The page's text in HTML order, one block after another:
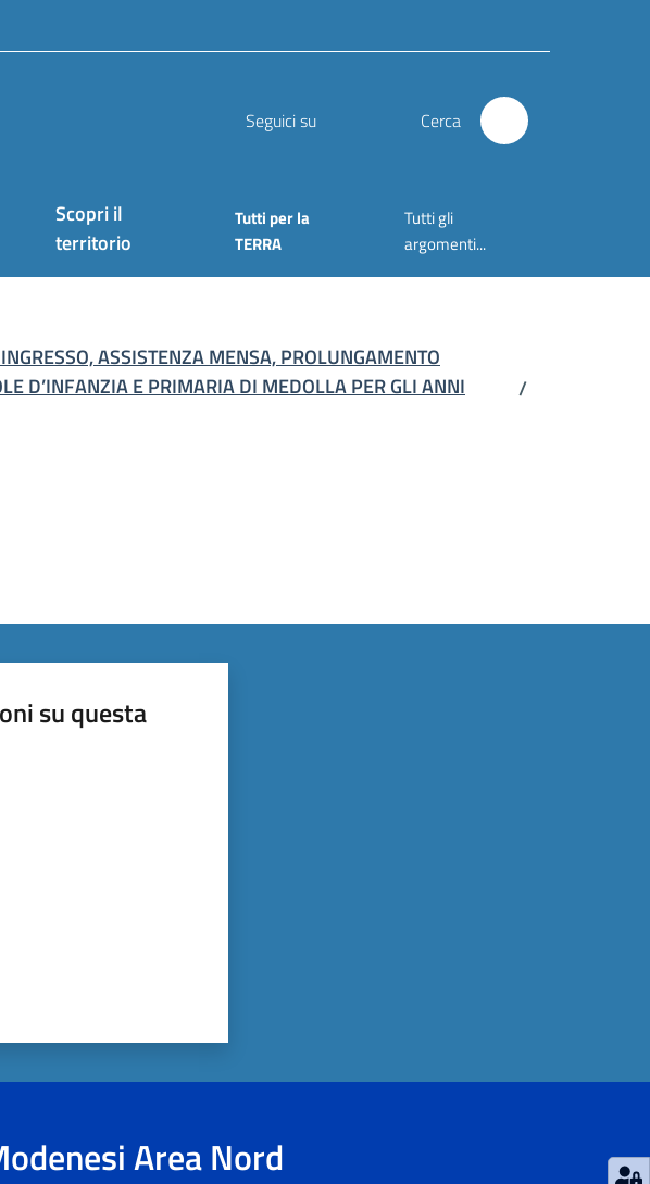
Seguici su Cerca
Scopri il
territorio
Tutti per la
TERRA
Tutti gli
argomenti...
ASSISTENZA MENSA, PROLUNGAMENTO
D’INFANZIA E PRIMARIA DI MEDOLLA PER GLI ANNI
/
su questa
Area Nord